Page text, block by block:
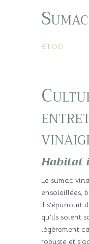
Sumac
€1,00
Habitat
Le sumac
ensoleillées,
Il s’épanouit
qu’ils soient
légèrement
robuste et